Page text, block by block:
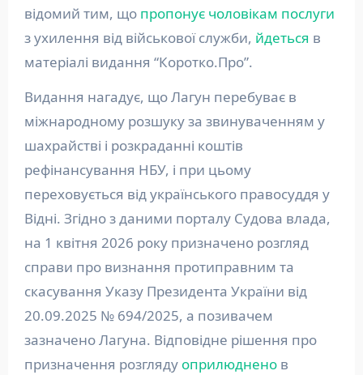
відомий тим, що пропонує чоловікам послуги
з ухилення від військової служби, йдеться в
матеріалі видання “Коротко.Про”.
Видання нагадує, що Лагун перебуває в
міжнародному розшуку за звинуваченням у
шахрайстві і розкраданні коштів
рефінансування НБУ, і при цьому
переховується від українського правосуддя у
Відні. Згідно з даними порталу Судова влада,
на 1 квітня 2026 року призначено розгляд
справи про визнання протиправним та
скасування Указу Президента України від
20.09.2025 № 694/2025, а позивачем
зазначено Лагуна. Відповідне рішення про
призначення розгляду оприлюдненов